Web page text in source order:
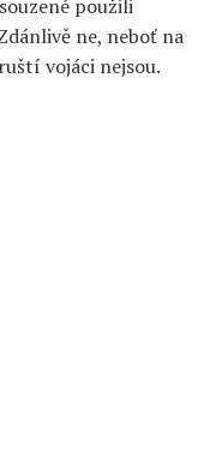
použili
ne, neboť na
vojáci nejsou.